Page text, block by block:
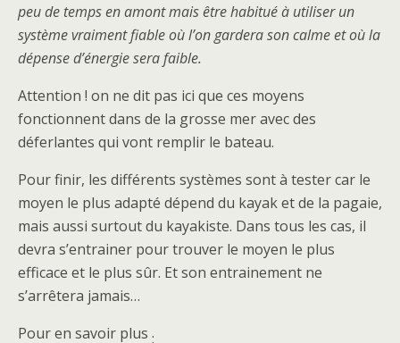
peu de temps en amont mais être habitué à utiliser un
système vraiment fiable où l’on gardera son calme et où la
dépense d’énergie sera faible.
Attention ! on ne dit pas ici que ces moyens
fonctionnent dans de la grosse mer avec des
déferlantes qui vont remplir le bateau.
Pour finir, les différents systèmes sont à tester car le
moyen le plus adapté dépend du kayak et de la pagaie,
mais aussi surtout du kayakiste. Dans tous les cas, il
devra s’entrainer pour trouver le moyen le plus
efficace et le plus sûr. Et son entrainement ne
s’arrêtera jamais…
Pour en savoir plus :